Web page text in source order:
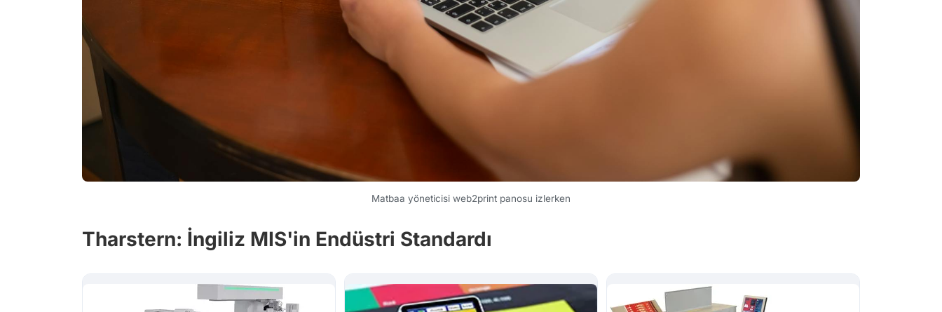
Matbaa yöneticisi web2print panosu izlerken
Tharstern: İngiliz MIS'in Endüstri Standardı